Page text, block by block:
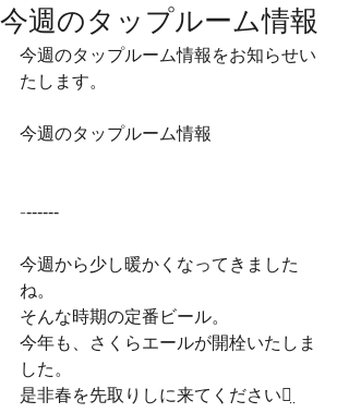
今週のタップルーム情報
今週のタップルーム情報をお知らせい
たします。
今週のタップルーム情報
-‐‐‐‐‐‐
今週から少し暖かくなってきました
ね。
そんな時期の定番ビール。
今年も、さくらエールが開栓いたしま
した。
是非春を先取りしに来てくださいꪔ̤